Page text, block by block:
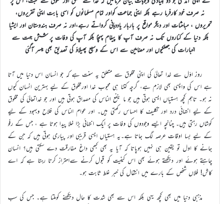
نہ صرف خود کارفرما رہے بلکہ اپنی جماعت کواور تمام مسلمانوں کو اسی بابت اپنی تقریروں،
تحریروں ، مباحثات اور دیگر مواقع پر باربار یاددہانی کرواتے رہے،اور نہ صرف ہندوستان اور ایشیا
بلکہ دنیا کے کناروں تک نہ صرف آپ کا پیغام پہنچا بلکہ آپ کی وفات پر شش جہت سے
اخبارات کی جھلکیوں اور مضامین سے اس کے وسیع پھیلاؤ کی تصدیق بھی میسر آگئی
روز اوّل سے خدا تعالیٰ کی اپنی مخلوق سے متعلق یہ سنت ہے کہ جو انسان اس دنیا میں آتا
ہے اس کی واپسی بھی لازم ہے، گرچہ کتنا ہی محبوب خدا اورمخلوق کے لیے بہترین انسان کیوں
نہ ہو۔ تاہم کچھ ہستیاں ایسی ہوتی ہیں جو ما ینفع الناس کی مصداق ہوتی ہیں اور جو خداتعالیٰ کی مخلوق
کے لیے انتہائی درد اور تکلیف کا احساس رکھتی ہیں۔ اور عوام الناس کی فلاح وبہبود کے لیے
کوشاں رہتی ہیں۔ چنانچہ ایسے وجودوں کی وفات پر ایک انتہائی بڑا خلا پیدا ہوتا ہے ، جس کے رفو
کے لیے بسا اوقات عرصہ لگ جاتا ہے۔یہ ہستیاں ایسی قریبی اور پیاری ہوتی ہیں کہ جن کے
جانے کا اول تو یقین ہی نہیں ہوپاتا کہ آیا یہ بھی کبھی داغ مفارقت دے سکتی ہیں؟ انسان
چاہتے ہوئے اور دیکھتے ہوئے بھی اس کیفیت کو قبول کرنے سےاحتراز کرتا رہتا ہے کہ اے
کاش! فلاں شخص کے بارے میں انتقال کی خبر غلط ثابت ہو۔
مذہبی دنیا میں بھی کچھ یہی بلکہ اس سے بھی شدت کا حال دیکھنے کوملتا ہے۔ جس کی سب